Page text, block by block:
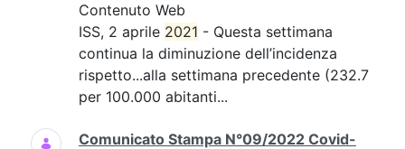
Contenuto Web
ISS, 2 aprile 2021 - Questa settimana
continua la diminuzione dell’incidenza
rispetto...alla settimana precedente (232.7
per 100.000 abitanti...
Comunicato Stampa N°09/2022 Covid-